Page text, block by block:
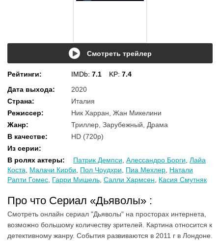
Смотреть трейлер
Рейтинги: IMDb: 7.1 KP: 7.4
Дата выхода:
2020
Страна:
Италия
Режиссер:
Ник Харран, Жан Микелини
Жанр:
Триллер, Зарубежный, Драма
В качестве:
HD (720p)
Из серии:
В ролях актеры: Патрик Демпси Алессандро Борги Лайа
Коста
Малачи Кирби Пол Чоудхри Пиа Мехлер Натали
Рапти Гомес Гарри Мишель Салли Хармсен Касия Смутняк
Про что Сериал «Дьяволы» :
Смотреть онлайн сериал "Дьяволы" на просторах интернета,
возможно большому количеству зрителей. Картина относится к
детективному жанру. События развиваются в 2011 г в Лондоне.